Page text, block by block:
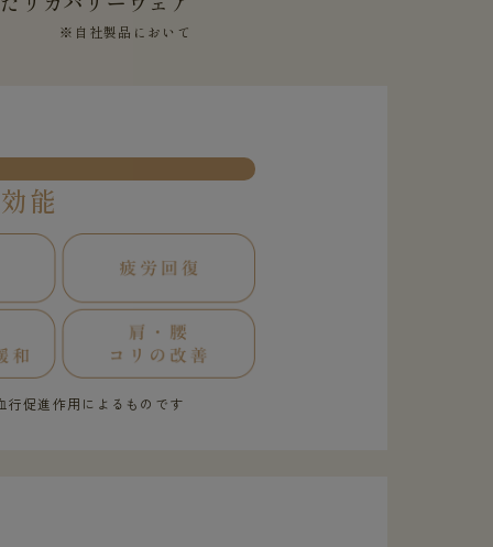
※自社製品において
能
促進作用によるものです